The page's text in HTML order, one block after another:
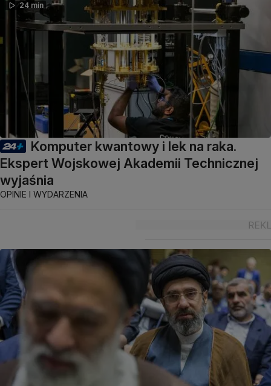
24 min
Komputer kwantowy i lek na raka.
Ekspert Wojskowej Akademii Technicznej
wyjaśnia
OPINIE I WYDARZENIA